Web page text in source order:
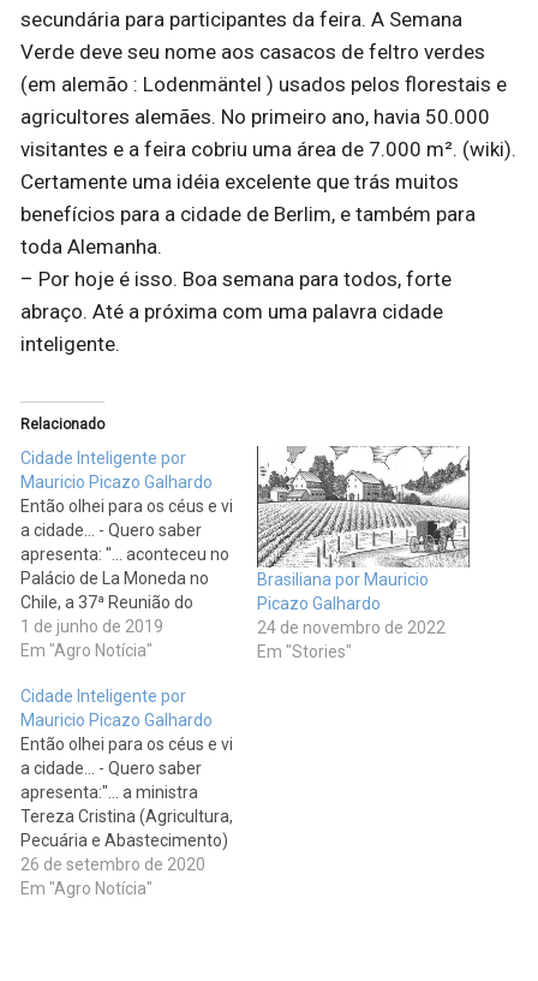
secundária para participantes da feira. A Semana
Verde deve seu nome aos casacos de feltro verdes
(em alemão : Lodenmäntel ) usados ​​pelos florestais e
agricultores alemães. No primeiro ano, havia 50.000
visitantes e a feira cobriu uma área de 7.000 m². (wiki).
Certamente uma idéia excelente que trás muitos
benefícios para a cidade de Berlim, e também para
toda Alemanha.
– Por hoje é isso. Boa semana para todos, forte
abraço. Até a próxima com uma palavra cidade
inteligente.
Relacionado
Cidade Inteligente por
Mauricio Picazo Galhardo
Então olhei para os céus e vi
a cidade... - Quero saber
apresenta: "... aconteceu no
Palácio de La Moneda no
Chile, a 37ª Reunião do
Conselho Agropecuário do
Sul que reuniu os ministros
Chile, Brasil, Paraguai e
Uruguai. Durante dois dias
foram discutidos temas
importantes…
1 de junho de 2019
Em "Agro Notícia"
Brasiliana por Mauricio
Picazo Galhardo
24 de novembro de 2022
Em "Stories"
Cidade Inteligente por
Mauricio Picazo Galhardo
Então olhei para os céus e vi
a cidade... - Quero saber
apresenta:"... a ministra
Tereza Cristina (Agricultura,
Pecuária e Abastecimento)
ressaltou dia (21), em
audiência pública
26 de setembro de 2020
Em "Agro Notícia"